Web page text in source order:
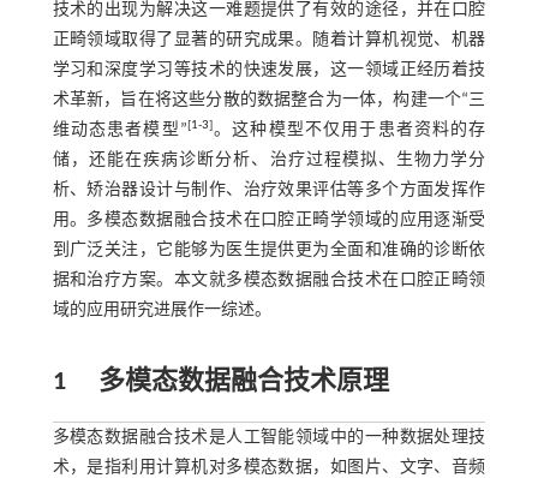
技术的出现为解决这一难题提供了有效的途径，并在口腔
正畸领域取得了显著的研究成果。随着计算机视觉、机器
学习和深度学习等技术的快速发展，这一领域正经历着技
术革新，旨在将这些分散的数据整合为一体，构建一个“三
维动态患者模型”[1-3]。这种模型不仅用于患者资料的存
储，还能在疾病诊断分析、治疗过程模拟、生物力学分
析、矫治器设计与制作、治疗效果评估等多个方面发挥作
用。多模态数据融合技术在口腔正畸学领域的应用逐渐受
到广泛关注，它能够为医生提供更为全面和准确的诊断依
据和治疗方案。本文就多模态数据融合技术在口腔正畸领
域的应用研究进展作一综述。
1多模态数据融合技术原理
多模态数据融合技术是人工智能领域中的一种数据处理技
术，是指利用计算机对多模态数据，如图片、文字、音频